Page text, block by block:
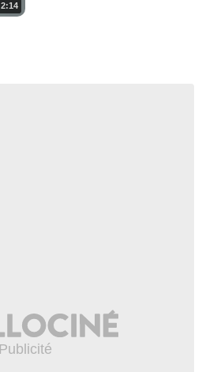
2:14